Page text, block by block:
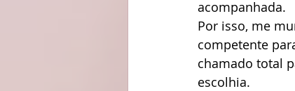
acompanhada.
Por isso, me
competente
chamado total
escolhia.